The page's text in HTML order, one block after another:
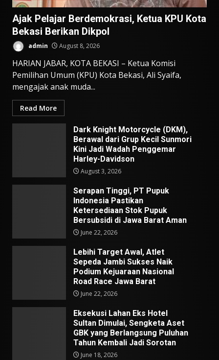
Ajak Pelajar Berdemokrasi, Ketua KPU Kota
Bekasi Berikan Dikpol
admin August 8, 2026
HARIAN JABAR, KOTA BEKASI – Ketua Komisi
Pemilihan Umum (KPU) Kota Bekasi, Ali Syaifa,
mengajak anak muda...
Read More
Dark Knight Motorcycle (DKM),
Berawal dari Grup Kecil Sunmori
Kini Jadi Wadah Penggemar
Harley-Davidson
August 3, 2026
Serapan Tinggi, PT Pupuk
Indonesia Pastikan
Ketersediaan Stok Pupuk
Bersubsidi di Jawa Barat Aman
June 22, 2026
Lebihi Target Awal, Atlet
Sepeda Jambi Sukses Naik
Podium Kejuaraan Nasional
Road Race Jawa Barat
June 22, 2026
Eksekusi Lahan Eks Hotel
Sultan Dimulai, Sengketa Aset
GBK yang Berlangsung Puluhan
Tahun Kembali Jadi Sorotan
June 18, 2026